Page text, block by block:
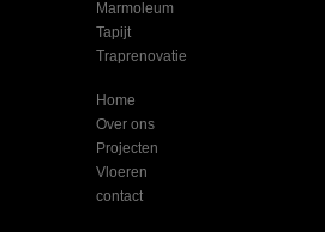
Marmoleum
Tapijt
Traprenovatie
Home
Over ons
Projecten
Vloeren
contact